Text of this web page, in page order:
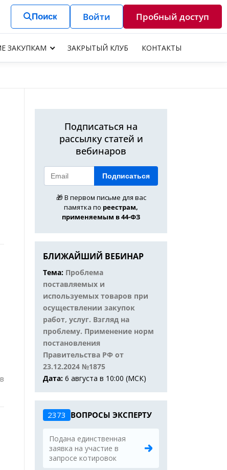
Поиск Войти Пробный доступ
ЗАКУПКАМ ЗАКРЫТЫЙ КЛУБ КОНТАКТЫ
Подписаться на
рассылку статей и
вебинаров
Подписаться
🎁 В первом письме для вас
памятка по реестрам,
применяемым в 44-ФЗ
БЛИЖАЙШИЙ ВЕБИНАР
Тема: Проблема
поставляемых и
используемых товаров при
осуществлении закупок
работ, услуг. Взгляд на
проблему. Применение норм
постановления
Правительства РФ от
23.12.2024 №1875
Дата: 6 августа в 10:00 (МСК)
2373 ВОПРОСЫ ЭКСПЕРТУ
Подана единственная
заявка на участие в
запросе котировок